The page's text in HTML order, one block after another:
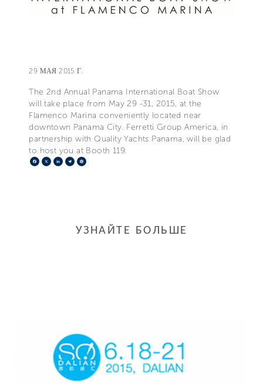
29 МАЯ 2015 Г.
The 2nd Annual Panama International Boat Show
will take place from May 29 -31, 2015, at the
Flamenco Marina conveniently located near
downtown Panama City. Ferretti Group America, in
partnership with Quality Yachts Panama, will be glad
to host you at Booth 119.
Facebook
X LinkedIn
Telegram
УЗНАЙТЕ БОЛЬШЕ